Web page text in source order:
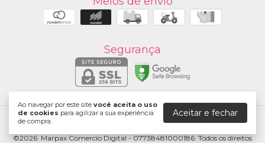
Ao navegar por este site você aceita o uso
de cookies para agilizar a sua experiência
de compra.
Aceitar e fechar
Segurança
©2026. Marpax Comercio Digital - 07738481000186. Todos os direitos